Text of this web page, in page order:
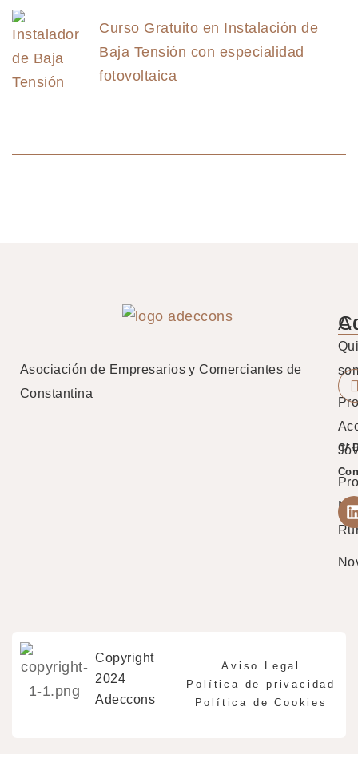
Curso Gratuito en Instalación de
Baja Tensión con especialidad
fotovoltaica
Asociación de Empresarios y Comerciantes de
Constantina
C/
Copyright
2024
Adeccons
Aviso Legal
Política de privacidad
Política de Cookies